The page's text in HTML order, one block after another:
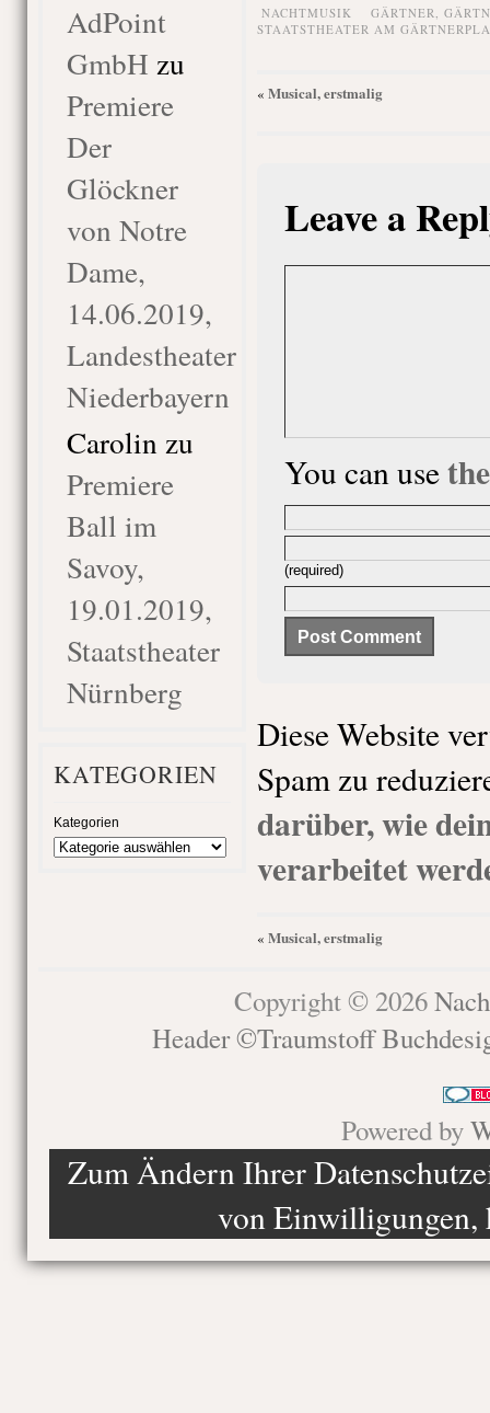
AdPoint
GmbH zu
Premiere
Der
Glöckner
von Notre
Dame,
14.06.2019,
Landestheater
Niederbayern
Carolin zu
Premiere
Ball im
Savoy,
19.01.2019,
Staatstheater
Nürnberg
KATEGORIEN
Kategorien
NACHTMUSIK GÄRTNER,
STAATSTHEATER AM
« Musical, erstmalig
Leave a
You can use
(required)
Diese Website
Spam zu
darüber, wie
verarbeitet
« Musical, erstmalig
Copyright © 2026
Header ©Traumstoff
Powered by
Zum Ändern Ihrer
von